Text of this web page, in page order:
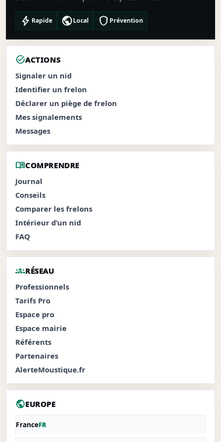
bolt Rapide publicLocal shield Prévention
task_altACTIONS
Signaler un nid
Identifier un frelon
Déclarer un piège de frelon
Mes signalements
Messages
menu_bookCOMPRENDRE
Journal
Conseils
Comparer les frelons
Intérieur d’un nid
FAQ
groupsRÉSEAU
Professionnels
Tarifs Pro
Espace pro
Espace mairie
Référents
Partenaires
AlerteMoustique.fr
publicEUROPE
FranceFR